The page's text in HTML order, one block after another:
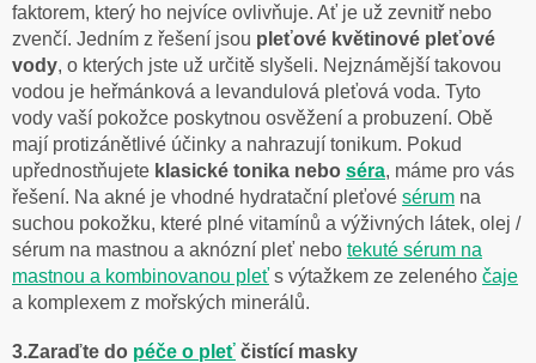
faktorem, který ho nejvíce ovlivňuje. Ať je už zevnitř nebo
zvenčí. Jedním z řešení jsou pleťové květinové pleťové
vody, o kterých jste už určitě slyšeli. Nejznámější takovou
vodou je heřmánková a levandulová pleťová voda. Tyto
vody vaší pokožce poskytnou osvěžení a probuzení. Obě
mají protizánětlivé účinky a nahrazují tonikum. Pokud
upřednostňujete klasické tonika nebo séra, máme pro vás
řešení. Na akné je vhodné hydratační pleťové sérum na
suchou pokožku, které plné vitamínů a výživných látek, olej /
sérum na mastnou a aknózní pleť nebo tekuté sérum na
mastnou a kombinovanou pleť s výtažkem ze zeleného čaje
a komplexem z mořských minerálů.
3.Zaraďte do péče o pleť čistící masky